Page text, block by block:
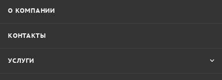
О КОМПАНИИ
КОНТАКТЫ
УСЛУГИ